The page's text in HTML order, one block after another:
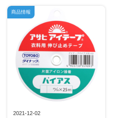
2021-12-02
商品情報